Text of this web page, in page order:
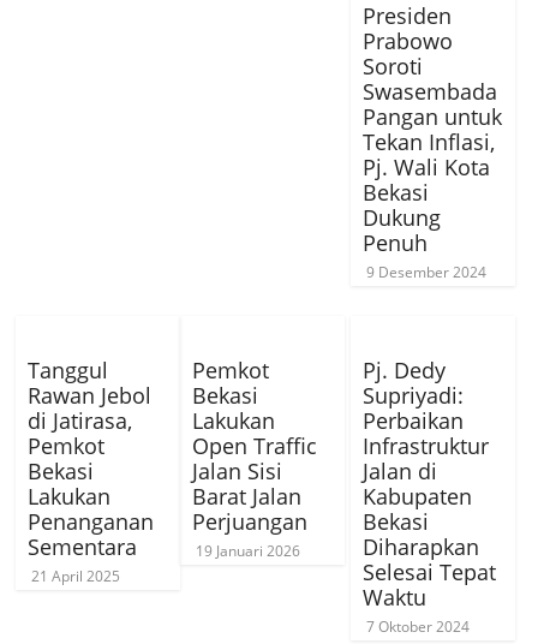
Presiden
Prabowo
Soroti
Swasembada
Pangan untuk
Tekan Inflasi,
Pj. Wali Kota
Bekasi
Dukung
Penuh
9 Desember 2024
Tanggul
Rawan Jebol
di Jatirasa,
Pemkot
Bekasi
Lakukan
Penanganan
Sementara
21 April 2025
Pemkot
Bekasi
Lakukan
Open Traffic
Jalan Sisi
Barat Jalan
Perjuangan
19 Januari 2026
Pj. Dedy
Supriyadi:
Perbaikan
Infrastruktur
Jalan di
Kabupaten
Bekasi
Diharapkan
Selesai Tepat
Waktu
7 Oktober 2024